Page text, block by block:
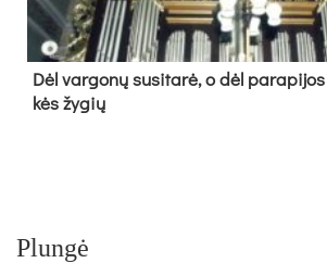
Dėl var­go­nų su­si­ta­rė, o dėl
kės žy­gių
Plungė